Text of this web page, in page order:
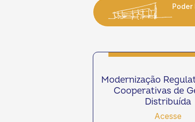
Poder
Modernização
Cooperativas de
Distribuída
Acesse